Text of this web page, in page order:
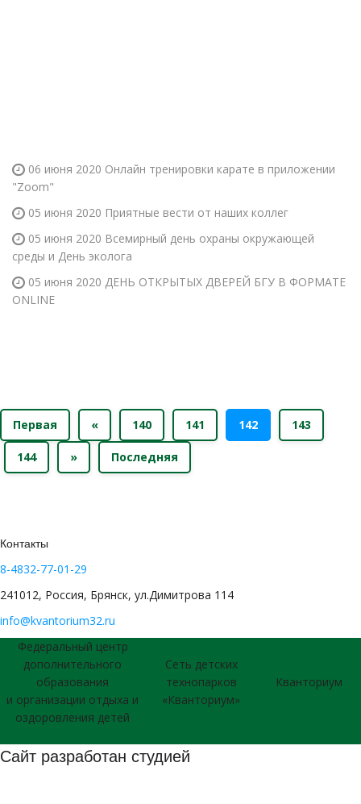
06 июня 2020 Онлайн тренировки карате в приложении
"Zoom"
05 июня 2020 Приятные вести от наших коллег
05 июня 2020 Всемирный день охраны окружающей
среды и День эколога
05 июня 2020 ДЕНЬ ОТКРЫТЫХ ДВЕРЕЙ БГУ В ФОРМАТЕ
ONLINE
Первая « 140 141 142 143
144 » Последняя
Контакты
8-4832-77-01-29
241012, Россия, Брянск, ул.Димитрова 114
info@kvantorium32.ru
Федеральный центр
дополнительного
образования
и организации отдыха и
оздоровления детей
Сеть детских
технопарков
«Кванториум»
Кванториум
Сайт разработан студией